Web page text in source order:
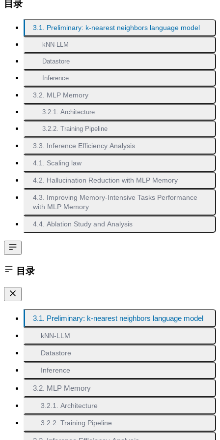
目录
3.1. Preliminary: k-nearest neighbors language model
kNN-LLM
Datastore
Inference
3.2. MLP Memory
3.2.1. Architecture
3.2.2. Training Pipeline
3.3. Inference Efficiency Analysis
4.1. Scaling law
4.2. Hallucination Reduction with MLP Memory
4.3. Improving Memory-Intensive Tasks Performance
with MLP Memory
4.4. Ablation Study and Analysis
目录
3.1. Preliminary: k-nearest neighbors language model
kNN-LLM
Datastore
Inference
3.2. MLP Memory
3.2.1. Architecture
3.2.2. Training Pipeline